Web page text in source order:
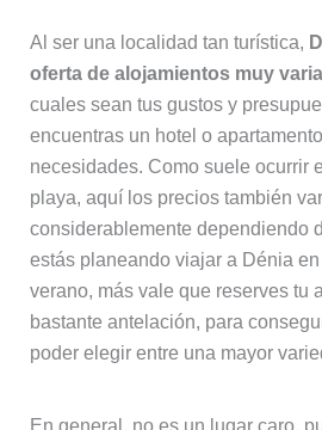
Al ser una localidad tan turística,
oferta de alojamientos muy
cuales sean tus gustos y
encuentras un hotel o
necesidades. Como suele ocurrir
playa, aquí los precios también
considerablemente dependiendo
estás planeando viajar a Dénia
verano, más vale que reserves tu
bastante antelación, para
poder elegir entre una mayor
En general, no es un lugar caro,